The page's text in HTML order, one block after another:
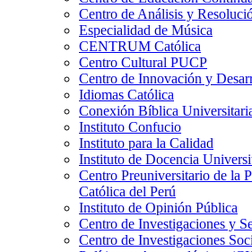
Centro de Análisis y
Especialidad de Música
CENTRUM Católica
Centro Cultural PUCP
Centro de Innovación y
Idiomas Católica
Conexión Bíblica
Instituto Confucio
Instituto para la Calidad
Instituto de Docencia
Centro Preuniversitario de la
Católica del Perú
Instituto de Opinión Pública
Centro de Investigaciones y
Centro de Investigaciones